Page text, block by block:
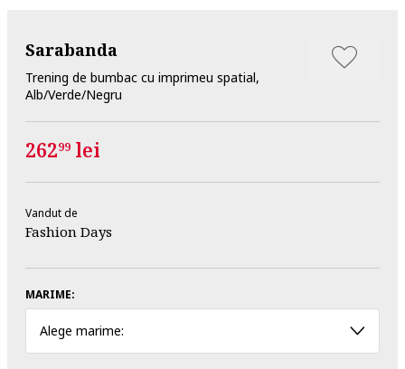
Sarabanda
Trening de bumbac cu imprimeu spatial,
Alb/Verde/Negru
26299 lei
Vandut de
Fashion Days
MARIME:
Alege marime: